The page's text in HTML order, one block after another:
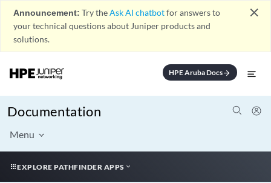
Announcement: Try theAsk AI chatbotfor answers to
your technical questions about Juniper products and
solutions.
close
HPE Aruba Docsarrow_forward
Documentation
Menu
EXPLORE PATHFINDER APPS